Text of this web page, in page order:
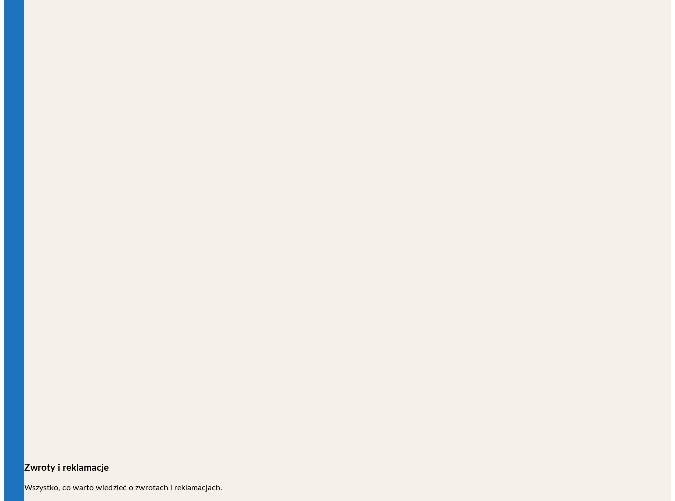
Zwroty i reklamacje
Wszystko, co warto wiedzieć o zwrotach i reklamacjach.